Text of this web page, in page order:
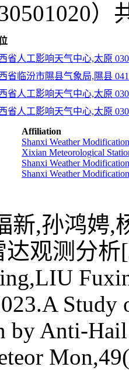
）
省人工影响天气中心,太原
省临汾市隰县气象局,隰县
省人工影响天气中心,太原
省人工影响天气中心,太原
Affiliation
Shanxi Weather
Xixian Meteorological
Shanxi Weather
Shanxi Weather
新,孙鸿娉,
观测分析
by Anti-